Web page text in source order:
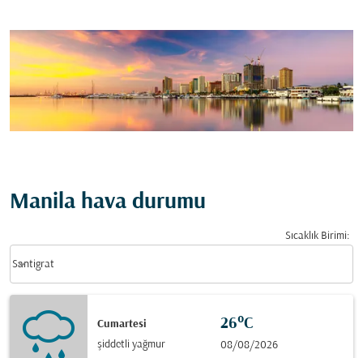
Manila hava durumu
Sıcaklık Birimi:
Santigrat
keyboard_arrow_down
Cumartesi
şiddetli yağmur
26°C
08/08/2026